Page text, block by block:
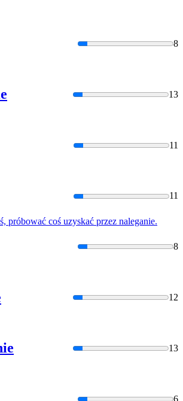
8
13
11
11
próbować coś uzyskać przez naleganie.
8
12
13
6